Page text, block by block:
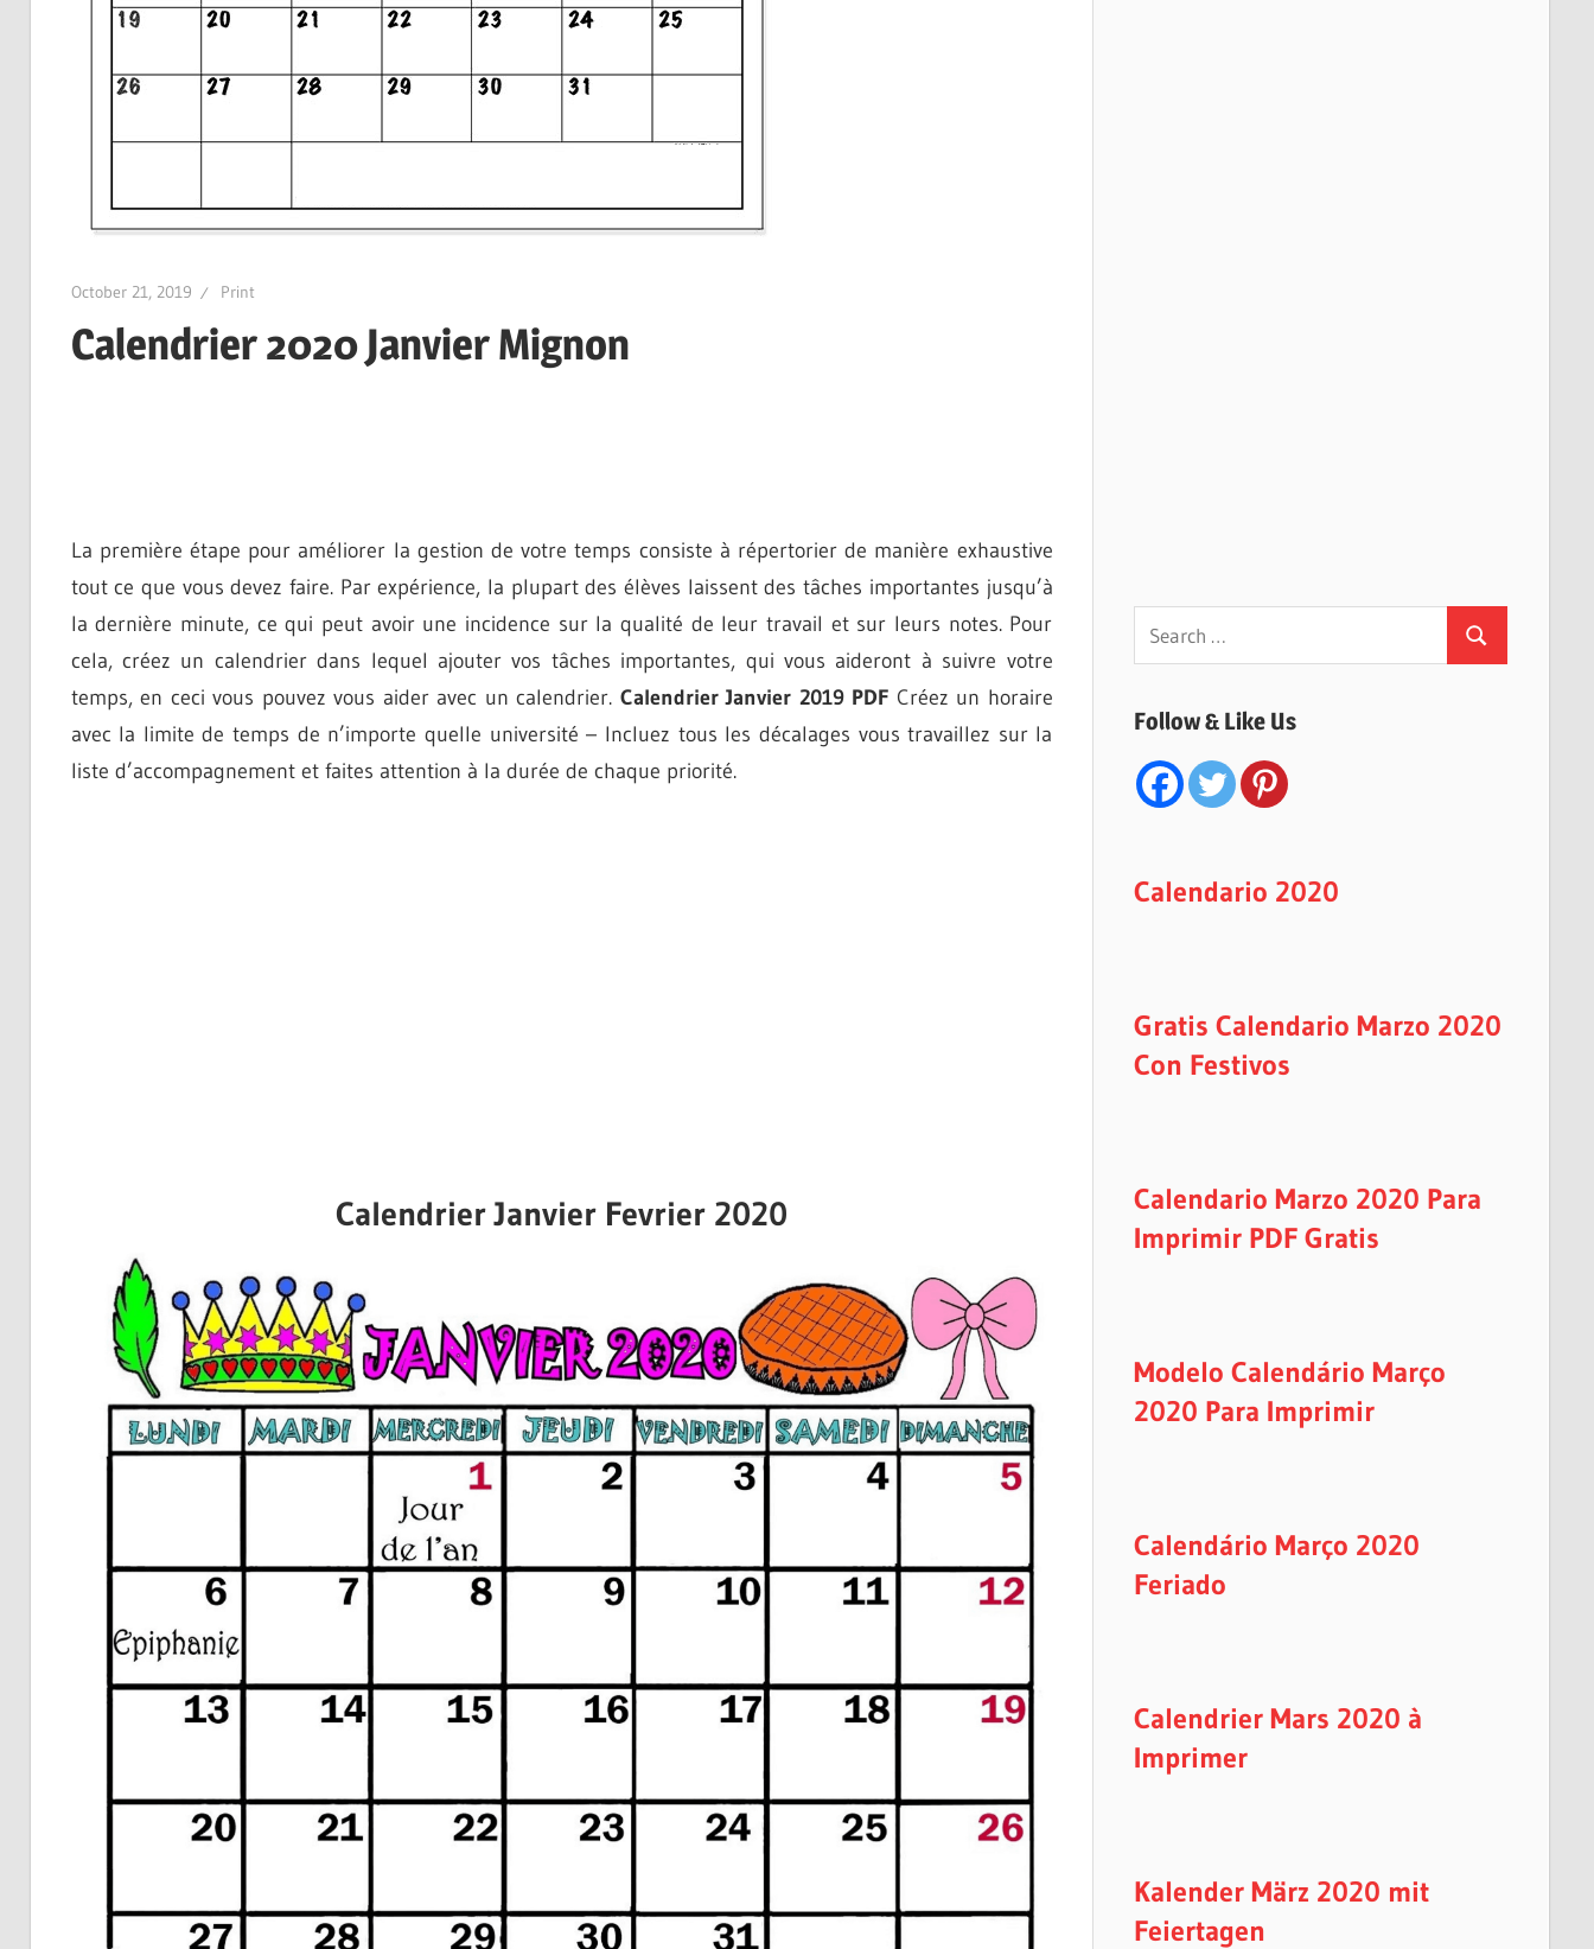
October 21, 2019 Print
Calendrier 2020 Janvier Mignon
La première étape pour améliorer la gestion de votre temps consiste à répertorier de manière exhaustive
tout ce que vous devez faire. Par expérience, la plupart des élèves laissent des tâches importantes jusqu’à
la dernière minute, ce qui peut avoir une incidence sur la qualité de leur travail et sur leurs notes. Pour
cela, créez un calendrier dans lequel ajouter vos tâches importantes, qui vous aideront à suivre votre
temps, en ceci vous pouvez vous aider avec un calendrier. Calendrier Janvier 2019 PDF Créez un horaire
avec la limite de temps de n’importe quelle université – Incluez tous les décalages vous travaillez sur la
liste d’accompagnement et faites attention à la durée de chaque priorité.
Calendrier Janvier Fevrier 2020
Search
for:
Search
Follow & Like Us
Calendario 2020
Gratis Calendario Marzo 2020
Con Festivos
Calendario Marzo 2020 Para
Imprimir PDF Gratis
Modelo Calendário Março
2020 Para Imprimir
Calendário Março 2020
Feriado
Calendrier Mars 2020 à
Imprimer
Kalender März 2020 mit
Feiertagen